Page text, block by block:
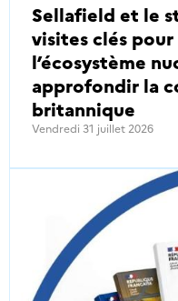
Sellafield et le
visites clés
l’écosystème
approfondir la
britannique
Vendredi 31 juillet 2026